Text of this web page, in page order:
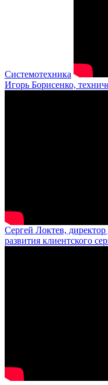
Системотехника
Игорь Борисенко,
Сергей Локтев,
развития клиентского